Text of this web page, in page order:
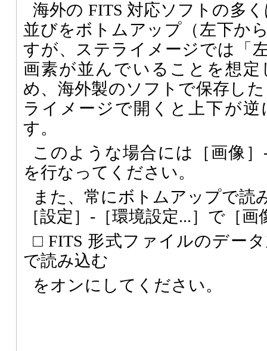
海外の FITS 対応ソフトの多
並びをボトムアップ（左下か
すが、ステライメージでは「
画素が並んでいることを想
め、海外製のソフトで保存し
ライメージで開くと上下が
す。
このような場合には［画像
を行なってください。
また、常にボトムアップで読
［設定］-［環境設定...］で［
□ FITS 形式ファイルのデー
で読み込む
をオンにしてください。